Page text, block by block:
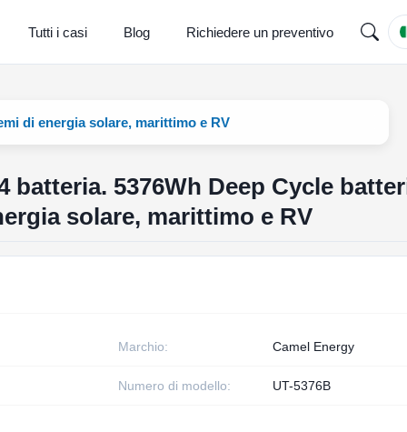
Tutti i casi Blog Richiedere un preventivo
di energia solare, marittimo e RV
batteria. 5376Wh Deep Cycle
solare, marittimo e RV
Marchio: Camel Energy
Numero di modello: UT-5376B